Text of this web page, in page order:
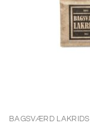
BAGSVÆRD LAKRIDS